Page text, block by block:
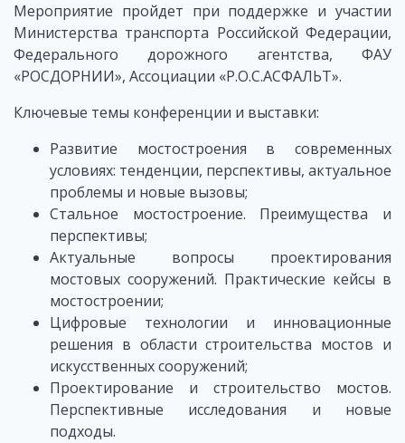
Мероприятие пройдет при поддержке и участии
Министерства транспорта Российской Федерации,
Федерального дорожного агентства, ФАУ
«РОСДОРНИИ», Ассоциации «Р.О.С.АСФАЛЬТ».
Ключевые темы конференции и выставки:
Развитие мостостроения в современных
условиях: тенденции, перспективы, актуальное
проблемы и новые вызовы;
Стальное мостостроение. Преимущества и
перспективы;
Актуальные вопросы проектирования
мостовых сооружений. Практические кейсы в
мостостроении;
Цифровые технологии и инновационные
решения в области строительства мостов и
искусственных сооружений;
Проектирование и строительство мостов.
Перспективные исследования и новые
подходы.